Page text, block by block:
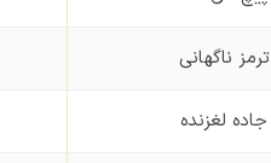
ترمز ناگهانی
جاده لغزنده